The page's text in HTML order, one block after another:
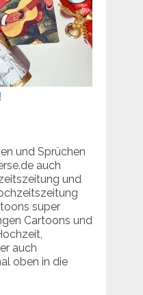
und Sprüchen
auch
und
super
Cartoons und
auch
oben in die